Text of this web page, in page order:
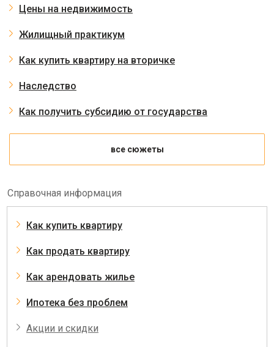
Цены на недвижимость
Жилищный практикум
Как купить квартиру на вторичке
Наследство
Как получить субсидию от государства
все сюжеты
Справочная информация
Как купить квартиру
Как продать квартиру
Как арендовать жилье
Ипотека без проблем
Акции и скидки